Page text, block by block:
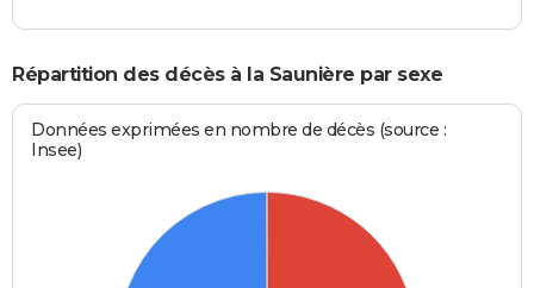
Répartition des décès à la Saunière par sexe
Données exprimées en nombre de décès (source :
Insee)